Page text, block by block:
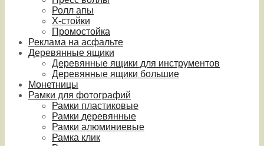
Ролл апы
Х-стойки
Промостойка
Реклама на асфальте
Деревянные ящики
Деревянные ящики для инструментов
Деревянные ящики большие
Монетницы
Рамки для фотографий
Рамки пластиковые
Рамки деревянные
Рамки алюминиевые
Рамка клик